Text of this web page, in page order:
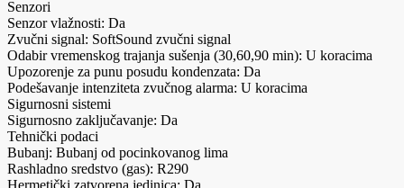
Senzori
Senzor vlažnosti: Da
Zvučni signal: SoftSound zvučni signal
Odabir vremenskog trajanja sušenja (30,60,90 min): U koracima
Upozorenje za punu posudu kondenzata: Da
Podešavanje intenziteta zvučnog alarma: U koracima
Sigurnosni sistemi
Sigurnosno zaključavanje: Da
Tehnički podaci
Bubanj: Bubanj od pocinkovanog lima
Rashladno sredstvo (gas): R290
Hermetički zatvorena jedinica: Da